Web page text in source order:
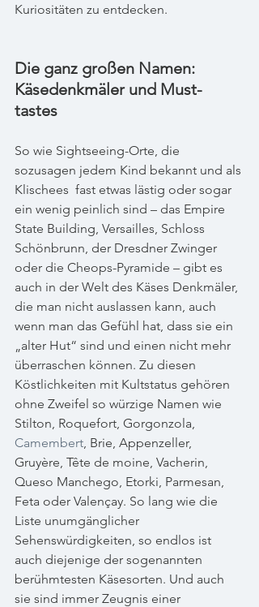
Kuriositäten zu entdecken.
Die ganz großen Namen:
Käsedenkmäler und Must-
tastes
So wie Sightseeing-Orte, die
sozusagen jedem Kind bekannt und als
Klischees  fast etwas lästig oder sogar
ein wenig peinlich sind – das Empire
State Building, Versailles, Schloss
Schönbrunn, der Dresdner Zwinger
oder die Cheops-Pyramide – gibt es
auch in der Welt des Käses Denkmäler,
die man nicht auslassen kann, auch
wenn man das Gefühl hat, dass sie ein
„alter Hut“ sind und einen nicht mehr
überraschen können. Zu diesen
Köstlichkeiten mit Kultstatus gehören
ohne Zweifel so würzige Namen wie
Stilton, Roquefort, Gorgonzola,
Camembert , Brie, Appenzeller,
Gruyère, Tête de moine, Vacherin,
Queso Manchego, Etorki, Parmesan,
Feta oder Valençay. So lang wie die
Liste unumgänglicher
Sehenswürdigkeiten, so endlos ist
auch diejenige der sogenannten
berühmtesten Käsesorten. Und auch
sie sind immer Zeugnis einer